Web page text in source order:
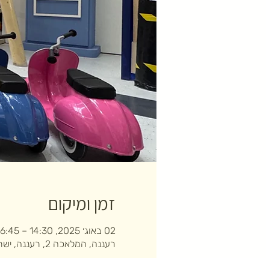
זמן ומיקום
02 באוג׳ 2025, 14:30 – 16:45
רעננה, המלאכה 2, רעננה, ישראל